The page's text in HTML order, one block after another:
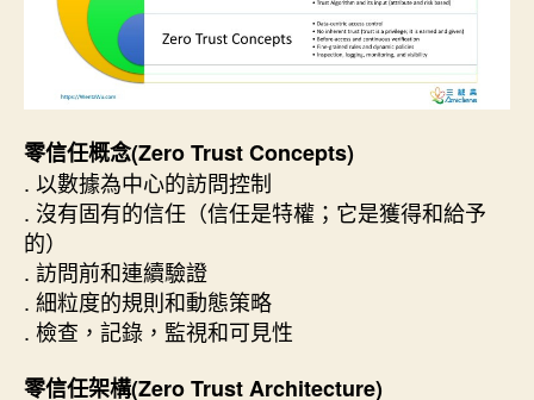
零信任概念(Zero Trust Concepts)
. 以數據為中心的訪問控制
. 沒有固有的信任（信任是特權；它是獲得和給予
的）
. 訪問前和連續驗證
. 細粒度的規則和動態策略
. 檢查，記錄，監視和可見性
零信任架構(Zero Trust Architecture)